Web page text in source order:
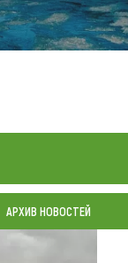
АРХИВ НОВОСТЕЙ